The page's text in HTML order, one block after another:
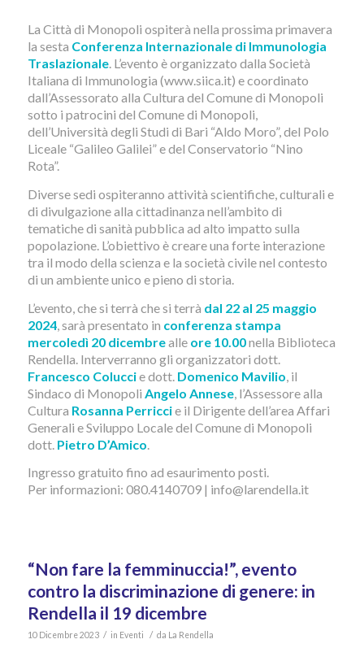
La Città di Monopoli ospiterà nella prossima primavera
la sesta Conferenza Internazionale di Immunologia
Traslazionale. L’evento è organizzato dalla Società
Italiana di Immunologia (www.siica.it) e coordinato
dall’Assessorato alla Cultura del Comune di Monopoli
sotto i patrocini del Comune di Monopoli,
dell’Università degli Studi di Bari “Aldo Moro”, del Polo
Liceale “Galileo Galilei” e del Conservatorio “Nino
Rota”.
Diverse sedi ospiteranno attività scientifiche, culturali e
di divulgazione alla cittadinanza nell’ambito di
tematiche di sanità pubblica ad alto impatto sulla
popolazione. L’obiettivo è creare una forte interazione
tra il modo della scienza e la società civile nel contesto
di un ambiente unico e pieno di storia.
L’evento, che si terrà che si terrà dal 22 al 25 maggio
2024, sarà presentato in conferenza stampa
mercoledì 20 dicembrealleore 10.00nella Biblioteca
Rendella. Interverranno gli organizzatori dott.
Francesco Coluccie dott. Domenico Mavilio , il
Sindaco di Monopoli Angelo Annese, l’Assessore alla
Cultura Rosanna Perriccie il Dirigente dell’area Affari
Generali e Sviluppo Locale del Comune di Monopoli
dott. Pietro D’Amico
Ingresso gratuito fino ad esaurimento posti.
Per informazioni: 080.4140709 | info@larendella.it
“Non fare la femminuccia!”, evento
contro la discriminazione di genere: in
Rendella il 19 dicembre
10 Dicembre 2023 / in Eventi / da La Rendella